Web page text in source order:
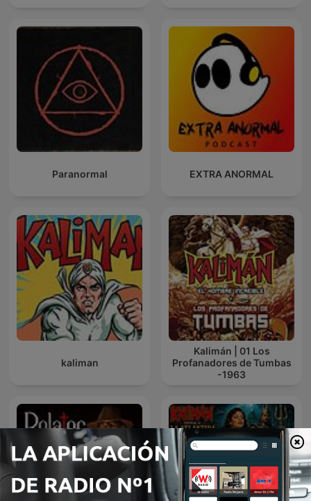
Paranormal EXTRA ANORMAL
kaliman
Kalimán | 01 Los
Profanadores de Tumbas
-1963